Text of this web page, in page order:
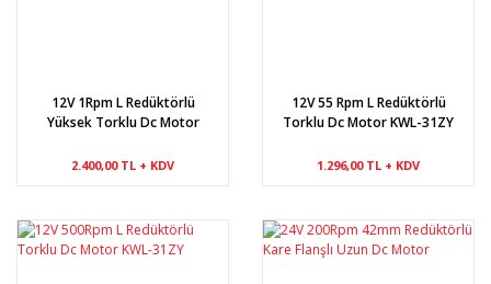
12V 1Rpm L Redüktörlü
Yüksek Torklu Dc Motor
2.400,00 TL + KDV
12V 55 Rpm L Redüktörlü
Torklu Dc Motor KWL-31ZY
1.296,00 TL + KDV